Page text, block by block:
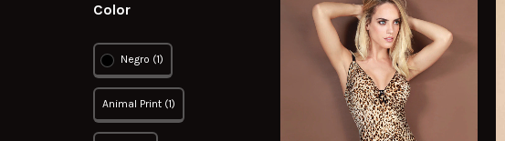
Color
Negro (1)
Animal Print (1)